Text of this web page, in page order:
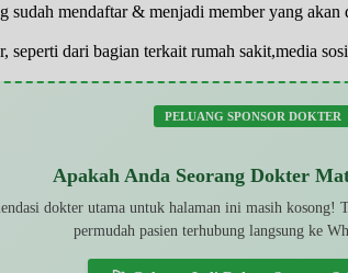
sudah mendaftar & menjadi member yang
dari bagian terkait rumah sakit,media
PELUANG SPONSOR DOKTER
Apakah Anda Seorang Dokter
dokter utama untuk halaman ini masih kosong!
permudah pasien terhubung langsung ke